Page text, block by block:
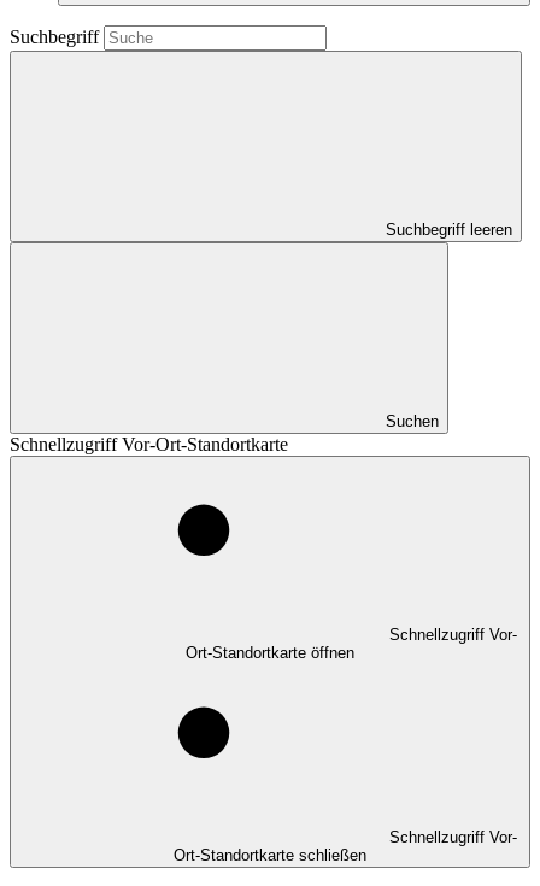
Suchbegriff
Suchbegriff leeren
Suchen
Schnellzugriff Vor-Ort-Standortkarte
Schnellzugriff Vor-
Ort-Standortkarte öffnen
Schnellzugriff Vor-
Ort-Standortkarte schließen